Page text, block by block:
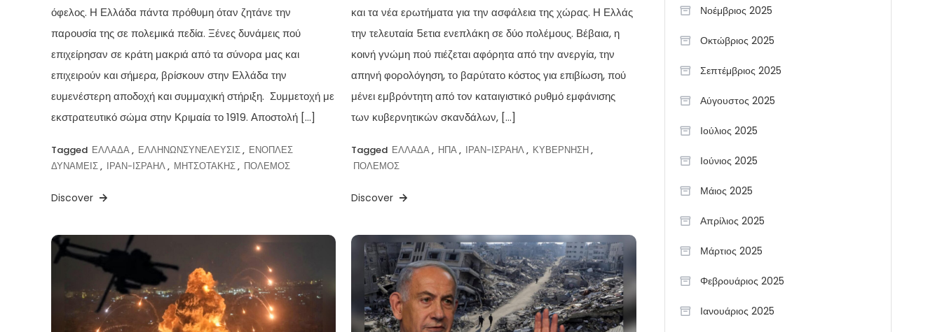
όφελος. Η Ελλάδα πάντα πρόθυμη όταν ζητάνε την
παρουσία της σε πολεμικά πεδία. Ξένες δυνάμεις πού
επιχείρησαν σε κράτη μακριά από τα σύνορα μας και
επιχειρούν και σήμερα, βρίσκουν στην Ελλάδα την
ευμενέστερη αποδοχή και συμμαχική στήριξη. Συμμετοχή με
εκστρατευτικό σώμα στην Κριμαία το 1919. Αποστολή […]
Tagged ΕΛΛΑΔΑ, ΕΛΛΗΝΩΝΣΥΝΕΛΕΥΣΙΣ, ΕΝΟΠΛΕΣ
ΔΥΝΑΜΕΙΣ, ΙΡΑΝ-ΙΣΡΑΗΛ, ΜΗΤΣΟΤΑΚΗΣ, ΠΟΛΕΜΟΣ
Discover
και τα νέα ερωτήματα για την ασφάλεια της χώρας. Η Ελλάς
την τελευταία 5ετια ενεπλάκη σε δύο πολέμους. Βέβαια, η
κοινή γνώμη πού πιέζεται αφόρητα από την ανεργία, την
απηνή φορολόγηση, το βαρύτατο κόστος για επιβίωση, πού
μένει εμβρόντητη από τον καταιγιστικό ρυθμό εμφάνισης
των κυβερνητικών σκανδάλων, […]
Tagged ΕΛΛΑΔΑ, ΗΠΑ, ΙΡΑΝ-ΙΣΡΑΗΛ, ΚΥΒΕΡΝΗΣΗ,
ΠΟΛΕΜΟΣ
Discover
Νοέμβριος 2025
Οκτώβριος 2025
Σεπτέμβριος 2025
Αύγουστος 2025
Ιούλιος 2025
Ιούνιος 2025
Μάιος 2025
Απρίλιος 2025
Μάρτιος 2025
Φεβρουάριος 2025
Ιανουάριος 2025